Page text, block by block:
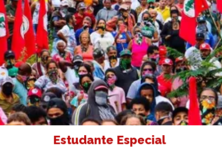
Estudante Especial